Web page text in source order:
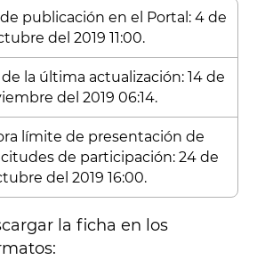
publicación en el Portal: 4 de
del 2019 11:00.
la última actualización: 14 de
del 2019 06:14.
límite de presentación de
de participación: 24 de
del 2019 16:00.
la ficha en los